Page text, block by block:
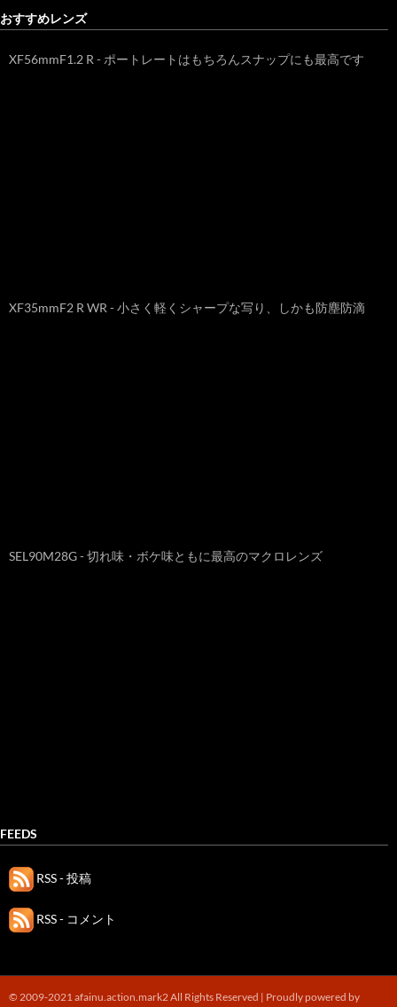
おすすめレンズ
XF56mmF1.2 R - ポートレートはもちろんスナップにも最高です
XF35mmF2 R WR - 小さく軽くシャープな写り、しかも防塵防滴
SEL90M28G - 切れ味・ボケ味ともに最高のマクロレンズ
FEEDS
RSS - 投稿
RSS - コメント
© 2009-2021 afainu.action.mark2 All Rights Reserved | Proudly powered by